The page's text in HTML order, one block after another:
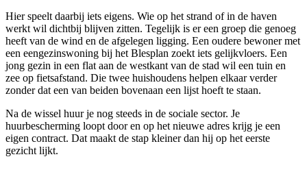
Hier speelt daarbij iets eigens. Wie op het strand of in de haven
werkt wil dichtbij blijven zitten. Tegelijk is er een groep die genoeg
heeft van de wind en de afgelegen ligging. Een oudere bewoner met
een eengezinswoning bij het Blesplan zoekt iets gelijkvloers. Een
jong gezin in een flat aan de westkant van de stad wil een tuin en
zee op fietsafstand. Die twee huishoudens helpen elkaar verder
zonder dat een van beiden bovenaan een lijst hoeft te staan.
Na de wissel huur je nog steeds in de sociale sector. Je
huurbescherming loopt door en op het nieuwe adres krijg je een
eigen contract. Dat maakt de stap kleiner dan hij op het eerste
gezicht lijkt.